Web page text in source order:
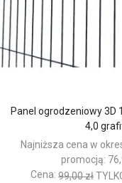
Panel ogrodzeniowy 3D
4,0
Najniższa cena w
promocją:
Cena: 99,00 zł